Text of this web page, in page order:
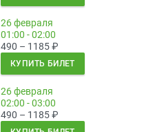
26 февраля
01:00 - 02:00
490 – 1185₽
КУПИТЬ БИЛЕТ
26 февраля
02:00 - 03:00
490 – 1185₽